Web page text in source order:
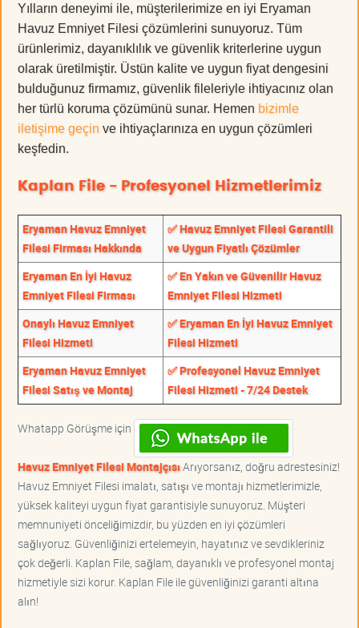
Yılların deneyimi ile, müşterilerimize en iyi Eryaman
Havuz Emniyet Filesi çözümlerini sunuyoruz. Tüm
ürünlerimiz, dayanıklılık ve güvenlik kriterlerine uygun
olarak üretilmiştir. Üstün kalite ve uygun fiyat dengesini
bulduğunuz firmamız, güvenlik fileleriyle ihtiyacınız olan
her türlü koruma çözümünü sunar. Hemen bizimle
iletişime geçin ve ihtiyaçlarınıza en uygun çözümleri
keşfedin.
Kaplan File - Profesyonel Hizmetlerimiz
Eryaman Havuz Emniyet
Filesi Firması Hakkında
✅ Havuz Emniyet Filesi Garantili
ve Uygun Fiyatlı Çözümler
Eryaman En İyi Havuz
Emniyet Filesi Firması
✅ En Yakın ve Güvenilir Havuz
Emniyet Filesi Hizmeti
Onaylı Havuz Emniyet
Filesi Hizmeti
✅ Eryaman En İyi Havuz Emniyet
Filesi Hizmeti
Eryaman Havuz Emniyet
Filesi Satış ve Montaj
✅ Profesyonel Havuz Emniyet
Filesi Hizmeti - 7/24 Destek
Whatapp Görüşme için
Havuz Emniyet Filesi MontajçısıArıyorsanız, doğru adrestesiniz!
Havuz Emniyet Filesi imalatı, satışı ve montajı hizmetlerimizle,
yüksek kaliteyi uygun fiyat garantisiyle sunuyoruz. Müşteri
memnuniyeti önceliğimizdir, bu yüzden en iyi çözümleri
sağlıyoruz. Güvenliğinizi ertelemeyin, hayatınız ve sevdikleriniz
çok değerli. Kaplan File, sağlam, dayanıklı ve profesyonel montaj
hizmetiyle sizi korur. Kaplan File ile güvenliğinizi garanti altına
alın!